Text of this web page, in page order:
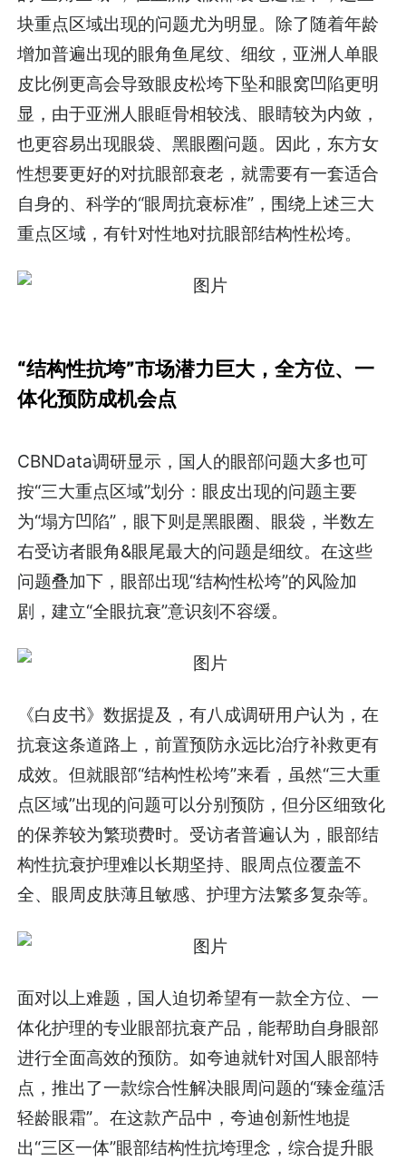
块重点区域出现的问题尤为明显。除了随着年龄
增加普遍出现的眼角鱼尾纹、细纹，亚洲人单眼
皮比例更高会导致眼皮松垮下坠和眼窝凹陷更明
显，由于亚洲人眼眶骨相较浅、眼睛较为内敛，
也更容易出现眼袋、黑眼圈问题。因此，东方女
性想要更好的对抗眼部衰老，就需要有一套适合
自身的、科学的“眼周抗衰标准”，围绕上述三大
重点区域，有针对性地对抗眼部结构性松垮。
“结构性抗垮”市场潜力巨大，全方位、一
体化预防成机会点
CBNData调研显示，国人的眼部问题大多也可
按“三大重点区域”划分：眼皮出现的问题主要
为“塌方凹陷”，眼下则是黑眼圈、眼袋，半数左
右受访者眼角&眼尾最大的问题是细纹。在这些
问题叠加下，眼部出现“结构性松垮”的风险加
剧，建立“全眼抗衰”意识刻不容缓。
《白皮书》数据提及，有八成调研用户认为，在
抗衰这条道路上，前置预防永远比治疗补救更有
成效。但就眼部“结构性松垮”来看，虽然“三大重
点区域”出现的问题可以分别预防，但分区细致化
的保养较为繁琐费时。受访者普遍认为，眼部结
构性抗衰护理难以长期坚持、眼周点位覆盖不
全、眼周皮肤薄且敏感、护理方法繁多复杂等。
面对以上难题，国人迫切希望有一款全方位、一
体化护理的专业眼部抗衰产品，能帮助自身眼部
进行全面高效的预防。如夸迪就针对国人眼部特
点，推出了一款综合性解决眼周问题的“臻金蕴活
轻龄眼霜”。在这款产品中，夸迪创新性地提
出“三区一体”眼部结构性抗垮理念，综合提升眼